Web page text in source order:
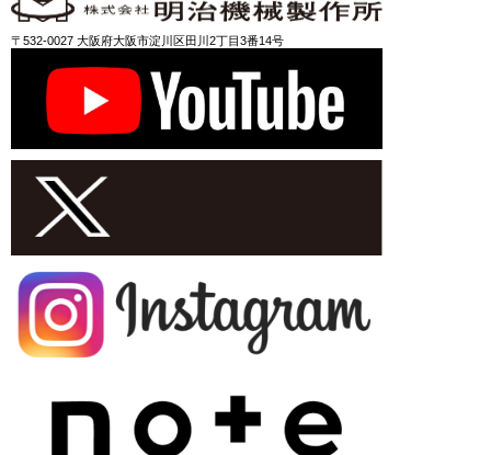
〒532-0027 大阪府大阪市淀川区田川2丁目3番14号